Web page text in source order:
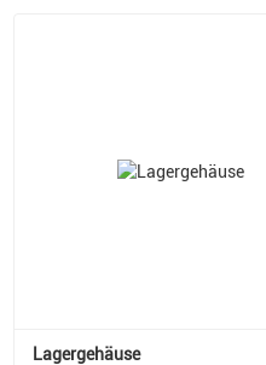
Lagergehäuse